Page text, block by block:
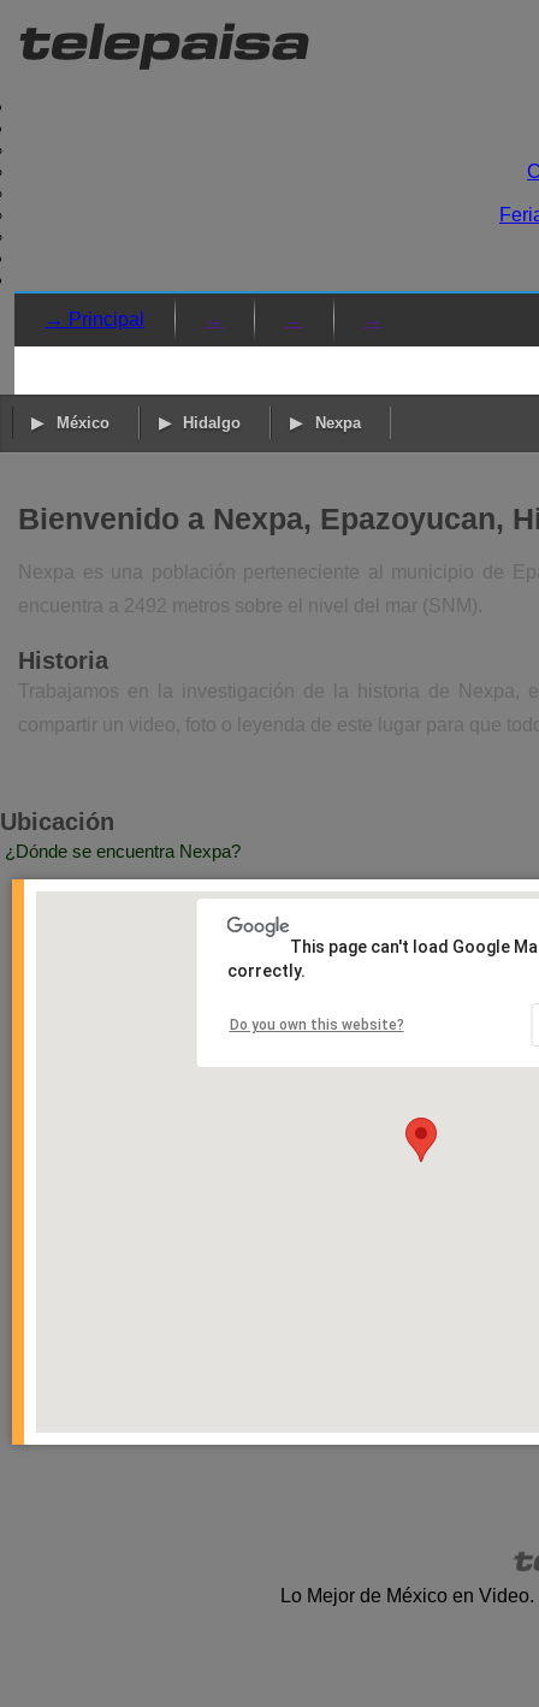
→ Principal → → →
México Hidalgo Nexpa
Bienvenido a Nexpa, Epazoyucan,
Nexpa es una población perteneciente al municipio de
encuentra a 2492 metros sobre el nivel del mar (SNM).
Historia
Trabajamos en la investigación de la historia de Nexpa,
compartir un video, foto o leyenda de este lugar para que
Ubicación
¿Dónde se encuentra Nexpa?
This page can't load Google
correctly.
Do you own this website?
Lo Mejor de México en